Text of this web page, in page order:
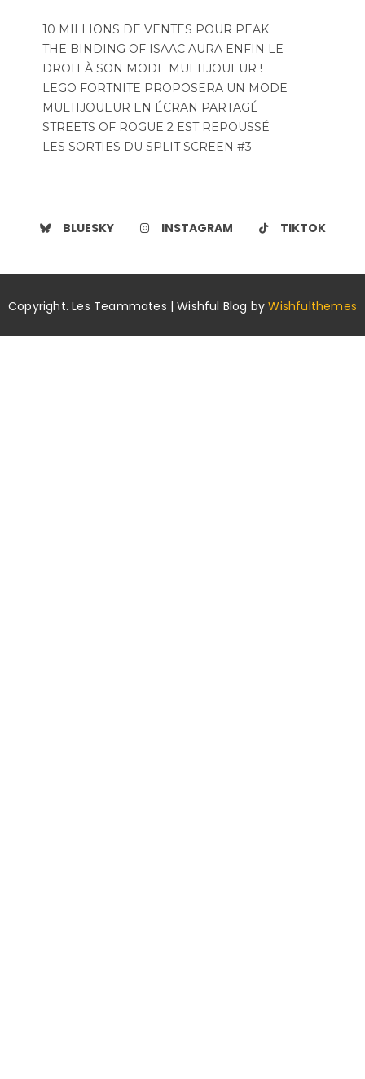
10 MILLIONS DE VENTES POUR PEAK
THE BINDING OF ISAAC AURA ENFIN LE
DROIT À SON MODE MULTIJOUEUR !
LEGO FORTNITE PROPOSERA UN MODE
MULTIJOUEUR EN ÉCRAN PARTAGÉ
STREETS OF ROGUE 2 EST REPOUSSÉ
LES SORTIES DU SPLIT SCREEN #3
BLUESKY INSTAGRAM TIKTOK
Copyright. Les Teammates | Wishful Blog byWishfulthemes